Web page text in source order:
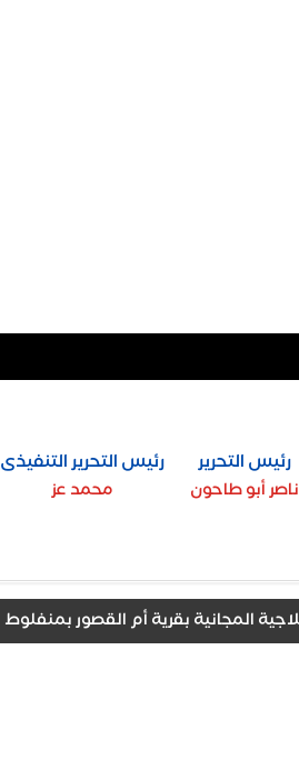
رئيس التحرير
ناصر أبو طاحون
رئيس التحرير التنفيذى
محمد عز